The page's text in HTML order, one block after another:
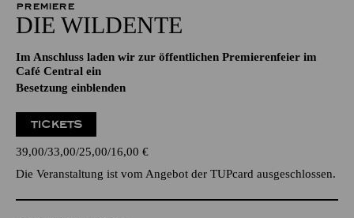
PREMIERE
DIE WILDENTE
Im Anschluss laden wir zur öffentlichen Premierenfeier im
Café Central ein
Besetzung einblenden
TICKETS
39,00 33,00 25,00 16,00 €
Die Veranstaltung ist vom Angebot der TUPcard ausgeschlossen.